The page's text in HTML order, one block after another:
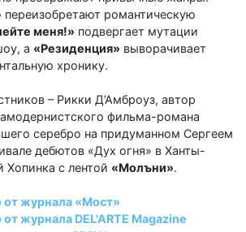
переизобретают романтическую
меня!» подвергает мутации
а «Резиденция» выворачивает
хронику.
– Рикки Д’Амброуз, автор
фильма-романа
серебро на придуманном Сергеем
дебютов «Дух огня» в Ханты-
Хопинка с лентой «Молъни».
от журнала «Мост»
журнала DEL'ARTE Magazine